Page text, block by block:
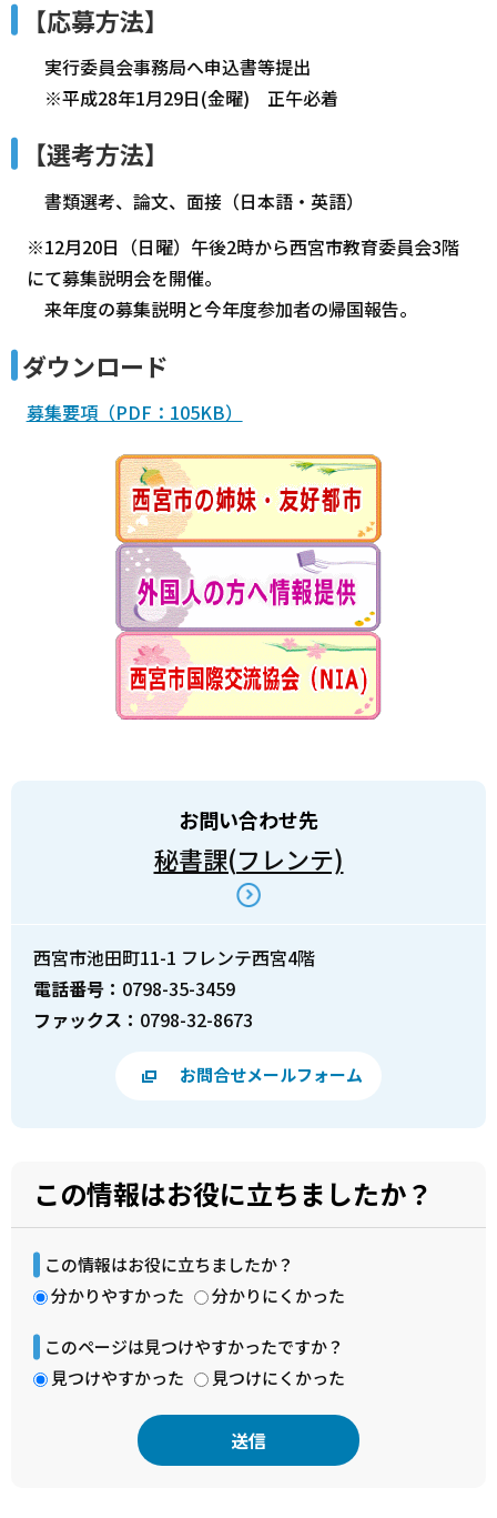
【応募方法】
実行委員会事務局へ申込書等提出
※平成28年1月29日(金曜) 正午必着
【選考方法】
書類選考、論文、面接（日本語・英語）
※12月20日（日曜）午後2時から西宮市教育委員会3階
にて募集説明会を開催。
来年度の募集説明と今年度参加者の帰国報告。
ダウンロード
募集要項（PDF：105KB）
お問い合わせ先
秘書課(フレンテ)
西宮市池田町11-1 フレンテ西宮4階
電話番号： 0798-35-3459
ファックス： 0798-32-8673
お問合せメールフォーム
この情報はお役に立ちましたか？
この情報はお役に立ちましたか？
分かりやすかった
分かりにくかった
このページは見つけやすかったですか？
見つけやすかった
見つけにくかった